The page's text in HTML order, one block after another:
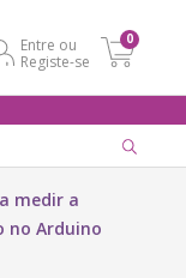
Entre ou
Registe-se
0
medir a
no Arduino